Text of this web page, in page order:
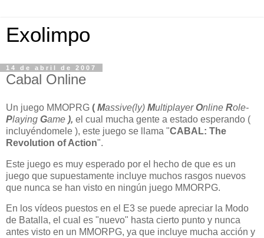
Exolimpo
14 de abril de 2007
Cabal Online
Un juego MMOPRG ( Massive(ly) MultiplayerOnline Role-
Playing Game ), el cual mucha gente a estado esperando (
incluyéndomele ), este juego se llama "CABAL: The
Revolution of Action".
Este juego es muy esperado por el hecho de que es un
juego que supuestamente incluye muchos rasgos nuevos
que nunca se han visto en ningún juego MMORPG.
En los vídeos puestos en el E3 se puede apreciar la Modo
de Batalla, el cual es "nuevo" hasta cierto punto y nunca
antes visto en un MMORPG, ya que incluye mucha acción y